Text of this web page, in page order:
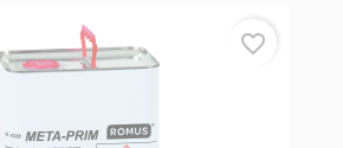
favorite_border